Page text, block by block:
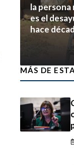
la persona
es el
hace
7 agosto
MÁS DE